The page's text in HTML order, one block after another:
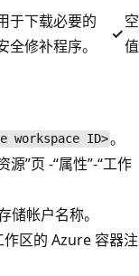
于下载必要的
全修补程序。
✓
空
值
workspace ID>。
”页 -“属性”-“工作
储帐户名称。
区的 Azure 容器注